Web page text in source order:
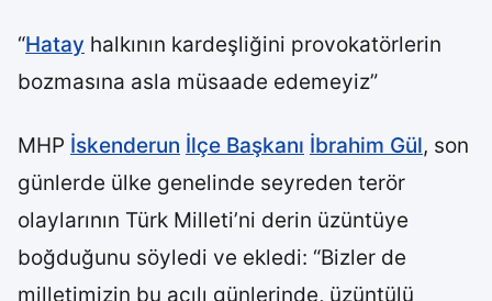
“Hatay halkının kardeşliğini provokatörlerin
bozmasına asla müsaade edemeyiz”
MHP İskenderun İlçe Başkanı İbrahim Gül, son
günlerde ülke genelinde seyreden terör
olaylarının Türk Milleti’ni derin üzüntüye
boğduğunu söyledi ve ekledi: “Bizler de
milletimizin bu acılı günlerinde, üzüntülü